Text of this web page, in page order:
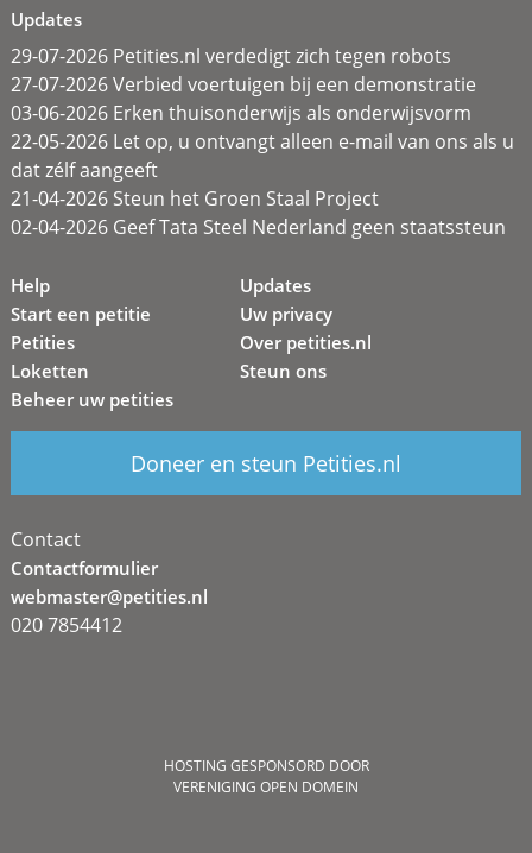
Updates
29-07-2026 Petities.nl verdedigt zich tegen robots
27-07-2026 Verbied voertuigen bij een demonstratie
03-06-2026 Erken thuisonderwijs als onderwijsvorm
22-05-2026 Let op, u ontvangt alleen e-mail van ons als u
dat zélf aangeeft
21-04-2026 Steun het Groen Staal Project
02-04-2026 Geef Tata Steel Nederland geen staatssteun
Help
Start een petitie
Petities
Loketten
Beheer uw petities
Updates
Uw privacy
Over petities.nl
Steun ons
Doneer en steun Petities.nl
Contact
Contactformulier
webmaster@petities.nl
020 7854412
HOSTING GESPONSORD DOOR
VERENIGING OPEN DOMEIN